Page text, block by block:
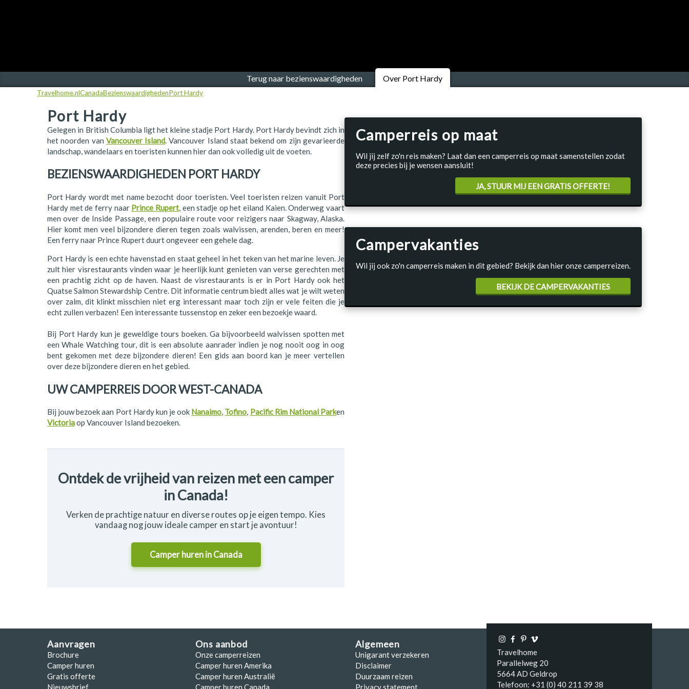
IJsland
Nederland
Nieuw-Zeeland
Noorwegen
Portugal
Schotland
Zwitserland
Terug naar bezienswaardigheden Over Port Hardy
Travelhome.nlCanadaBezienswaardighedenPort Hardy
Port Hardy
Gelegen in British Columbia ligt het kleine stadje Port Hardy. Port Hardy bevindt zich in
het noorden van Vancouver Island. Vancouver Island staat bekend om zijn gevarieerde
landschap, wandelaars en toeristen kunnen hier dan ook volledig uit de voeten.
BEZIENSWAARDIGHEDEN PORT HARDY
Port Hardy wordt met name bezocht door toeristen. Veel toeristen reizen vanuit Port
Hardy met de ferry naar Prince Rupert, een stadje op het eiland Kaien. Onderweg vaart
men over de Inside Passage, een populaire route voor reizigers naar Skagway, Alaska.
Hier komt men veel bijzondere dieren tegen zoals walvissen, arenden, beren en meer!
Een ferry naar Prince Rupert duurt ongeveer een gehele dag.
Port Hardy is een echte havenstad en staat geheel in het teken van het marine leven. Je
zult hier visrestaurants vinden waar je heerlijk kunt genieten van verse gerechten met
een prachtig zicht op de haven. Naast de visrestaurants is er in Port Hardy ook het
Quatse Salmon Stewardship Centre. Dit informatie centrum biedt alles wat je wilt weten
over zalm, dit klinkt misschien niet erg interessant maar toch zijn er vele feiten die je
echt zullen verbazen! Een interessante tussenstop en zeker een bezoekje waard.
Bij Port Hardy kun je geweldige tours boeken. Ga bijvoorbeeld walvissen spotten met
een Whale Watching tour, dit is een absolute aanrader indien je nog nooit oog in oog
bent gekomen met deze bijzondere dieren! Een gids aan boord kan je meer vertellen
over deze bijzondere dieren en het gebied.
UW CAMPERREIS DOOR WEST-CANADA
Bij jouw bezoek aan Port Hardy kun je ook Nanaimo, Tofino, Pacific Rim National Parken
Victoriaop Vancouver Island bezoeken.
Ontdek de vrijheid van reizen met een camper
in Canada!
Verken de prachtige natuur en diverse routes op je eigen tempo. Kies
vandaag nog jouw ideale camper en start je avontuur!
Camper huren in Canada
Camperreis op maat
Wil jij zelf zo'n reis maken? Laat dan een camperreis op maat samenstellen zodat
deze precies bij je wensen aansluit!
JA, STUUR MIJ EEN GRATIS OFFERTE!
Campervakanties
Wil jij ook zo'n camperreis maken in dit gebied? Bekijk dan hier onze camperreizen.
BEKIJK DE CAMPERVAKANTIES
Aanvragen
Brochure
Camper huren
Gratis offerte
Nieuwsbrief
Ons aanbod
Onze camperreizen
Camper huren Amerika
Camper huren Australië
Camper huren Canada
Algemeen
Unigarant verzekeren
Disclaimer
Duurzaam reizen
Privacy statement
Travelhome
Parallelweg 20
5664 AD Geldrop
Telefoon: +31 (0) 40 211 39 38